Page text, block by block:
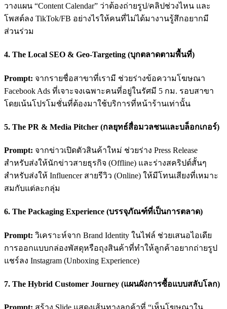
วางแผน “Content Calendar” ว่าต้องถ่ายรูป/คลิปช่วงไหน และ
โพสต์ลง TikTok/FB อย่างไรให้คนที่ไม่ได้มางานรู้สึกอยากมี
ส่วนร่วม
4. The Local SEO & Geo-Targeting (บุกตลาดตามพื้นที่)
Prompt: จากรายชื่อสาขาที่เรามี ช่วยร่างข้อความโฆษณา
Facebook Ads ที่เจาะจงเฉพาะคนที่อยู่ในรัศมี 5 กม. รอบสาขา
โดยเน้นโปรโมชั่นที่ต้องมาใช้บริการที่หน้าร้านเท่านั้น
5. The PR & Media Pitcher (กลยุทธ์สื่อมวลชนและบล็อกเกอร์)
Prompt: จากข่าวเปิดตัวสินค้าใหม่ ช่วยร่าง Press Release
สำหรับส่งให้นักข่าวสายธุรกิจ (Offline) และร่างสคริปต์สั้นๆ
สำหรับส่งให้ Influencer สายรีวิว (Online) ให้มีโทนเสียงที่เหมาะ
สมกับแต่ละกลุ่ม
6. The Packaging Experience (บรรจุภัณฑ์ที่เป็นการตลาด)
Prompt: วิเคราะห์จาก Brand Identity ในไฟล์ ช่วยเสนอไอเดีย
การออกแบบกล่องพัสดุหรือถุงสินค้าที่ทำให้ลูกค้าอยากถ่ายรูป
แชร์ลง Instagram (Unboxing Experience)
7. The Hybrid Customer Journey (แผนผังการซื้อแบบสลับโลก)